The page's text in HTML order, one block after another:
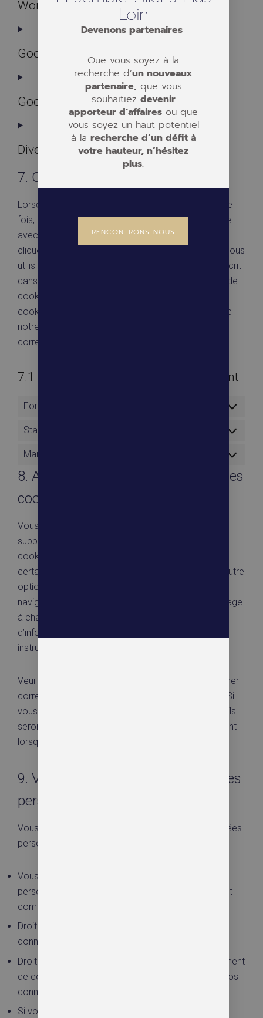
WordPress
Google Analytics
Google Maps
Marketing/Suivi
Divers
Finalité en attente d’enquête
7. Consentement
Lorsque vous visitez notre site web pour la première
fois, nous vous montrerons une fenêtre contextuelle
avec une explication sur les cookies. Dès que vous
cliquez sur « Accepter », vous consentez à ce que nous
utilisions tous les cookies et extensions comme décrit
dans la fenêtre contextuelle et la présente politiquede
cookies. Vous pouvez désactiver l’utilisation des
cookies via votre navigateur, mais veuillez noter que
notre site web pourrait ne plus fonctionner
correctement.
7.1 Gérez vos réglages de consentement
Fonctionnel
Statistiques
Marketing
8. Activer/désactiver et supprimer les
cookies
Vous pouvez utiliser votre navigateur internet pour
supprimer automatiquement ou manuellement les
cookies. Vous pouvez également spécifier que
certains cookies ne peuvent pas être placés. Une autre
option consiste à modifier les réglages de votre
navigateur Internet afin que vous receviez un message
à chaque fois qu’un cookie est placé. Pour plus
d’informations sur ces options, reportez-vous aux
instructions de la section Aide de votre navigateur.
Veuillez noter que notre site web peut ne pas marcher
correctement si tous les cookies sont désactivés. Si
vous supprimez les cookies dans votre navigateur, ils
seront de nouveau placés après votre consentement
lorsque vous revisiterez notre site web.
9. Vos droits concernant les données
personnelles
Vous avez les droits suivants concernant vos données
personnelles :
Vous avez le droit de savoir pourquoi vos données
personnelles sont nécessaires, ce qui leur arrivera et
combien de temps elles seront conservées.
Droit d’accès : vous avez le droit d’accéder à vos
données personnelles que nous connaissons.
Droit de rectification : vous avez le droit à tout moment
de compléter, corriger, faire supprimer ou bloquer vos
données personnelles.
Si vous nous donnez votre consentement pour le
Loin
Devenons partenaires
Que vous soyez à la
recherche d’un nouveaux
partenaire,que vous
souhaitiez devenir
apporteur d’affaires ou que
vous soyez un haut potentiel
à la recherche d’un défit à
votre hauteur, n’hésitez
plus.
RENCONTRONS NOUS